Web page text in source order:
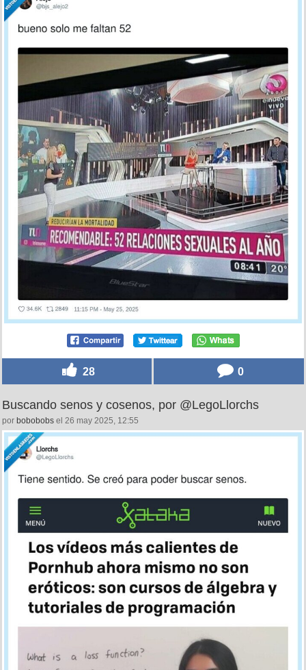
28 0
Buscando senos y cosenos, por @LegoLlorchs
por bobobobs el 26 may 2025, 12:55